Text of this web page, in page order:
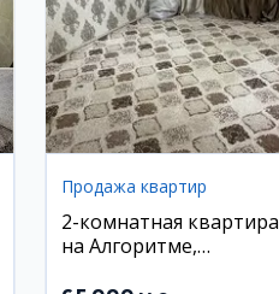
Продажа квартир
2-комнатная квартира
на Алгоритме,